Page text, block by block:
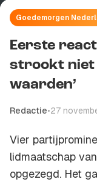
Goedemorgen
Eerste
strookt niet
waarden’
Redactie•27
Vier
lidmaatschap
opgezegd. Het